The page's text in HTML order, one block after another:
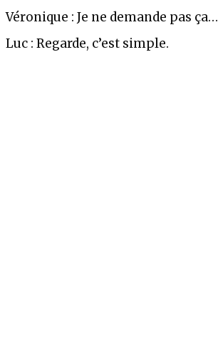
Véronique : Je ne demande pas ça…
Luc : Regarde, c’est simple.